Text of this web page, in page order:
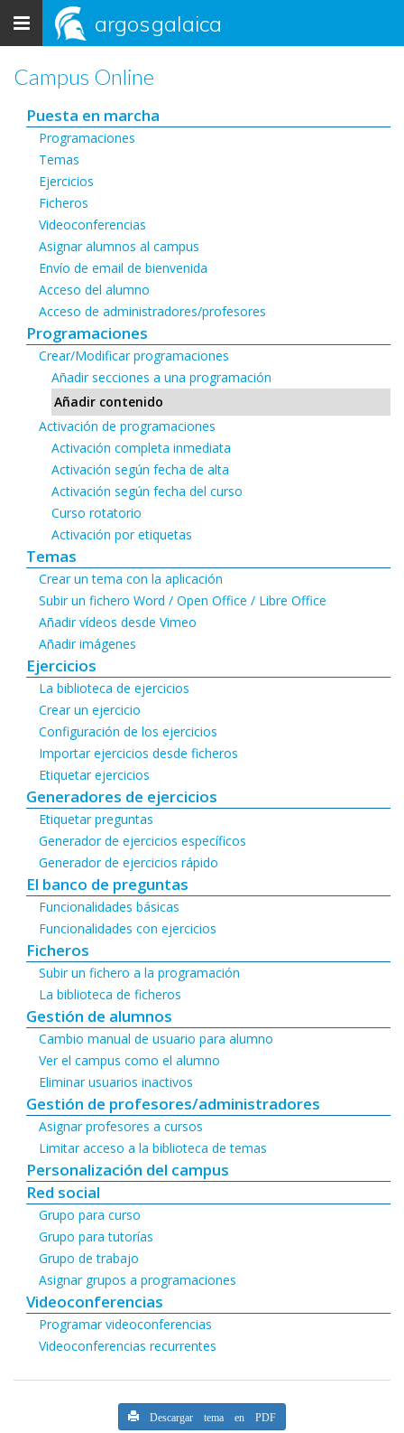
Toggle
navigation
argosgalaica
Campus Online
Puesta en marcha
Programaciones
Temas
Ejercicios
Ficheros
Videoconferencias
Asignar alumnos al campus
Envío de email de bienvenida
Acceso del alumno
Acceso de administradores/profesores
Programaciones
Crear/Modificar programaciones
Añadir secciones a una programación
Añadir contenido
Activación de programaciones
Activación completa inmediata
Activación según fecha de alta
Activación según fecha del curso
Curso rotatorio
Activación por etiquetas
Temas
Crear un tema con la aplicación
Subir un fichero Word / Open Office / Libre Office
Añadir vídeos desde Vimeo
Añadir imágenes
Ejercicios
La biblioteca de ejercicios
Crear un ejercicio
Configuración de los ejercicios
Importar ejercicios desde ficheros
Etiquetar ejercicios
Generadores de ejercicios
Etiquetar preguntas
Generador de ejercicios específicos
Generador de ejercicios rápido
El banco de preguntas
Funcionalidades básicas
Funcionalidades con ejercicios
Ficheros
Subir un fichero a la programación
La biblioteca de ficheros
Gestión de alumnos
Cambio manual de usuario para alumno
Ver el campus como el alumno
Eliminar usuarios inactivos
Gestión de profesores/administradores
Asignar profesores a cursos
Limitar acceso a la biblioteca de temas
Personalización del campus
Red social
Grupo para curso
Grupo para tutorías
Grupo de trabajo
Asignar grupos a programaciones
Videoconferencias
Programar videoconferencias
Videoconferencias recurrentes
Descargar tema en PDF